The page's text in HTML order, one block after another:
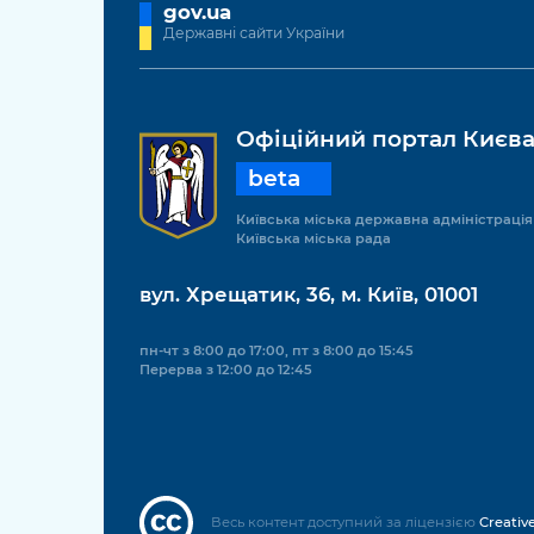
gov.ua
Державні сайти України
Офіційний портал Києва
beta
Київська міська державна адміністрація
Київська міська рада
вул. Хрещатик, 36, м. Київ, 01001
пн-чт з 8:00 до 17:00, пт з 8:00 до 15:45
Перерва з 12:00 до 12:45
Весь контент доступний за ліцензією